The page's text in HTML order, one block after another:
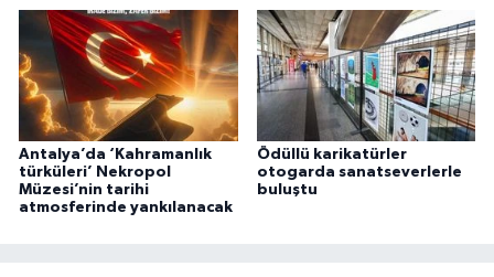
Antalya’da ‘Kahramanlık
türküleri’ Nekropol
Müzesi’nin tarihi
atmosferinde yankılanacak
Ödüllü karikatürler
otogarda sanatseverlerle
buluştu